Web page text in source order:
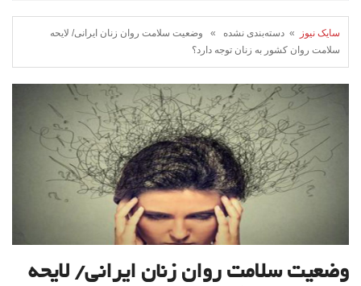
سایک نیوز
» دسته‌بندی نشده » وضعیت سلامت روان زنان ایرانی/ لایحه
سلامت روان کشور به زنان توجه دارد؟
وضعیت سلامت روان زنان ایرانی/ لایحه